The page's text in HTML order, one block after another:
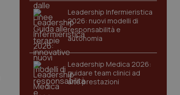
Leadership Infermieristica
2026: nuovi modelli di
responsabilità e
autonomia
Leadership Medica 2026:
guidare team clinici ad
alte prestazioni